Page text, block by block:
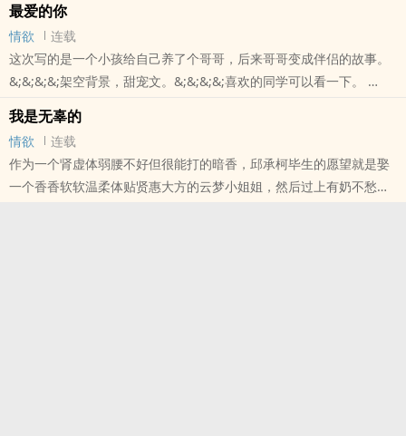
家过年了。 耿..
本站提示：各位书友要是觉得《新年大吉》还不错的话请不要忘记向
您QQ群和微博里的朋友推荐哦！
最爱的你
情欲
连载
这次写的是一个小孩给自己养了个哥哥，后来哥哥变成伴侣的故事。
&;&;&;&;架空背景，甜宠文。&;&;&;&;喜欢的同学可以看一下。
您QQ群和微博里的朋友推荐哦！
我是无辜的
情欲
连载
作为一个肾虚体弱腰不好但很能打的暗香，邱承柯毕生的愿望就是娶
一个香香软软温柔体贴贤惠大方的云梦小姐姐，然后过上有奶不愁的